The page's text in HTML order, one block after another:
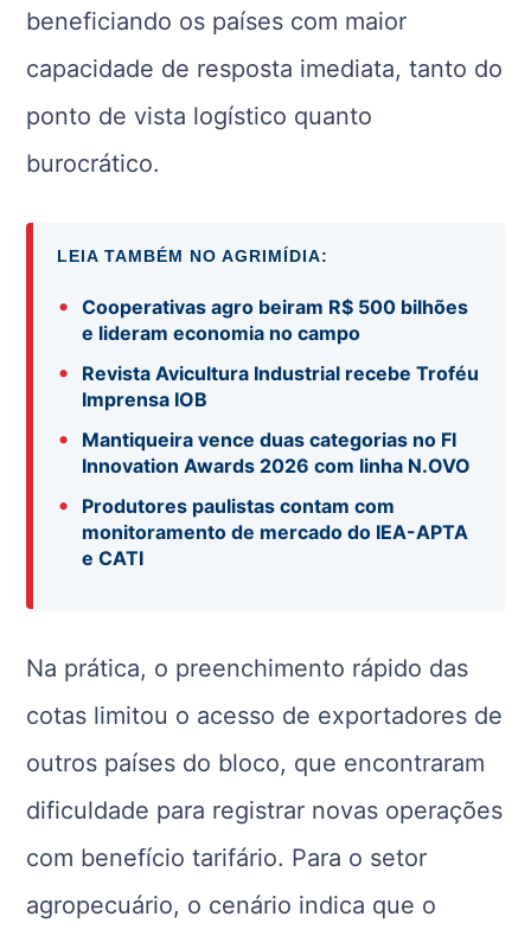
beneficiando os países com maior
capacidade de resposta imediata, tanto do
ponto de vista logístico quanto
burocrático.
LEIA TAMBÉM NO AGRIMÍDIA:
•
Cooperativas agro beiram R$ 500 bilhões
e lideram economia no campo
•
Revista Avicultura Industrial recebe Troféu
Imprensa IOB
•
Mantiqueira vence duas categorias no FI
Innovation Awards 2026 com linha N.OVO
•
Produtores paulistas contam com
monitoramento de mercado do IEA-APTA
e CATI
Na prática, o preenchimento rápido das
cotas limitou o acesso de exportadores de
outros países do bloco, que encontraram
dificuldade para registrar novas operações
com benefício tarifário. Para o setor
agropecuário, o cenário indica que o